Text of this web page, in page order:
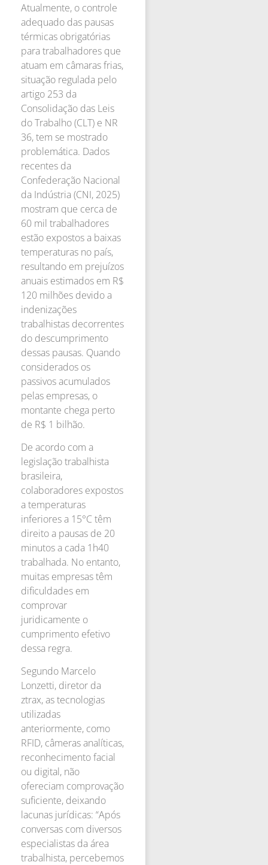
Atualmente, o controle
adequado das pausas
térmicas obrigatórias
para trabalhadores que
atuam em câmaras frias,
situação regulada pelo
artigo 253 da
Consolidação das Leis
do Trabalho (CLT) e NR
36, tem se mostrado
problemática. Dados
recentes da
Confederação Nacional
da Indústria (CNI, 2025)
mostram que cerca de
60 mil trabalhadores
estão expostos a baixas
temperaturas no país,
resultando em prejuízos
anuais estimados em R$
120 milhões devido a
indenizações
trabalhistas decorrentes
do descumprimento
dessas pausas. Quando
considerados os
passivos acumulados
pelas empresas, o
montante chega perto
de R$ 1 bilhão.
De acordo com a
legislação trabalhista
brasileira,
colaboradores expostos
a temperaturas
inferiores a 15°C têm
direito a pausas de 20
minutos a cada 1h40
trabalhada. No entanto,
muitas empresas têm
dificuldades em
comprovar
juridicamente o
cumprimento efetivo
dessa regra.
Segundo Marcelo
Lonzetti, diretor da
ztrax, as tecnologias
utilizadas
anteriormente, como
RFID, câmeras analíticas,
reconhecimento facial
ou digital, não
ofereciam comprovação
suficiente, deixando
lacunas jurídicas: “Após
conversas com diversos
especialistas da área
trabalhista, percebemos